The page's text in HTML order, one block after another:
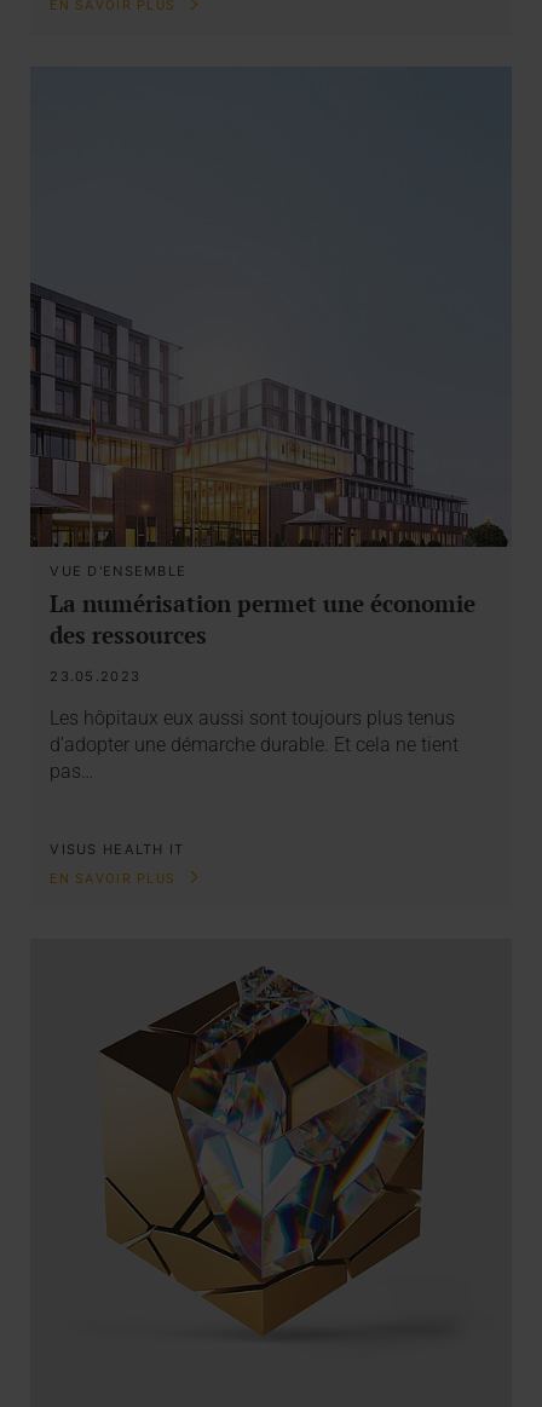
EN SAVOIR PLUS
VUE D'ENSEMBLE
La numérisation permet une économie
des ressources
23.05.2023
Les hôpitaux eux aussi sont toujours plus tenus
d’adopter une démarche durable. Et cela ne tient
pas…
VISUS HEALTH IT
EN SAVOIR PLUS